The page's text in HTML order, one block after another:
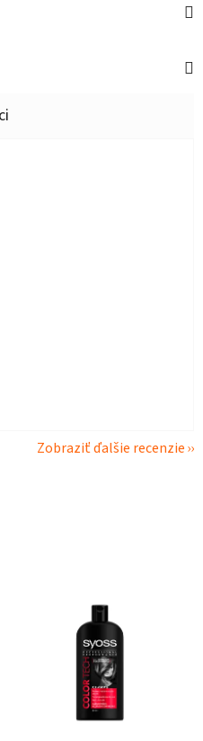
Zobraziť ďalšie recenzie